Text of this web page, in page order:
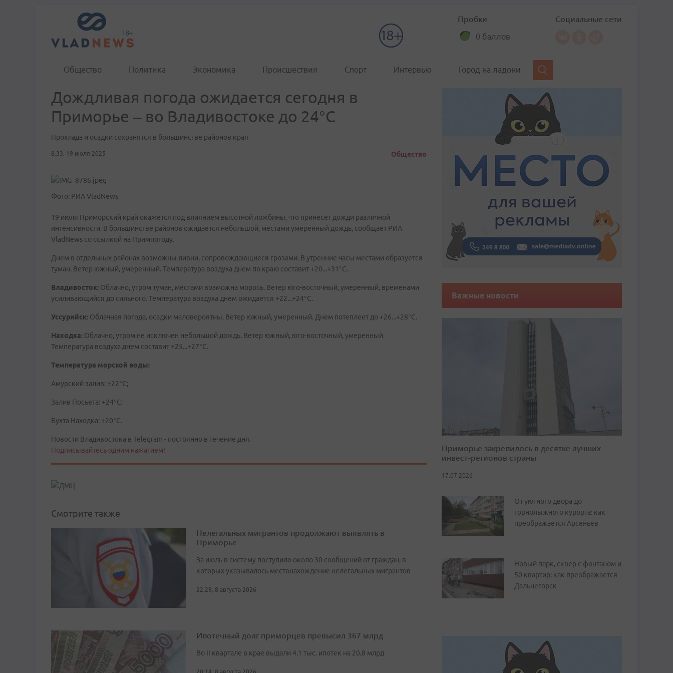
Пробки
0 баллов
Социальные сети
Общество Политика Экономика Происшествия Спорт Интервью Город на ладони
Дождливая погода ожидается сегодня в
Приморье – во Владивостоке до 24°С
Прохлада и осадки сохранятся в большинстве районов края
8:33, 19 июля 2025 Общество
Фото: РИА VladNews
19 июля Приморский край окажется под влиянием высотной ложбины, что принесет дожди различной
интенсивности. В большинстве районов ожидается небольшой, местами умеренный дождь, сообщает РИА
VladNews со ссылкой на Примпогоду.
Днем в отдельных районах возможны ливни, сопровождающиеся грозами. В утренние часы местами образуется
туман. Ветер южный, умеренный. Температура воздуха днем по краю составит +20...+31°C.
Владивосток: Облачно, утром туман, местами возможна морось. Ветер юго-восточный, умеренный, временами
усиливающийся до сильного. Температура воздуха днем ожидается +22...+24°C.
Уссурийск: Облачная погода, осадки маловероятны. Ветер южный, умеренный. Днем потеплеет до +26...+28°C.
Находка: Облачно, утром не исключен небольшой дождь. Ветер южный, юго-восточный, умеренный.
Температура воздуха днем составит +25...+27°C.
Температура морской воды:
Амурский залив: +22°C;
Залив Посьета: +24°C;
Бухта Находка: +20°C.
Новости Владивостока в Telegram - постоянно в течение дня.
Подписывайтесь одним нажатием!
Смотрите также
Нелегальных мигрантов продолжают выявлять в
Приморье
За июль в систему поступило около 30 сообщений от граждан, в
которых указывалось местонахождение нелегальных мигрантов
22:29, 8 августа 2026
Ипотечный долг приморцев превысил 367 млрд
Во II квартале в крае выдали 4,1 тыс. ипотек на 20,8 млрд
Важные новости
Приморье закрепилось в десятке лучших
инвест-регионов страны
17.07.2026
От уютного двора до
горнолыжного курорта: как
преображается Арсеньев
Новый парк, сквер с фонтаном и
50 квартир: как преображается
Дальнегорск